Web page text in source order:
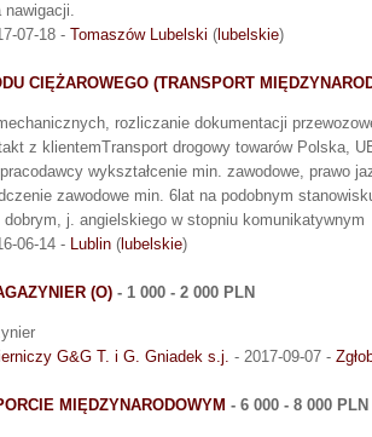
nawigacji.
07-18 - Tomaszów Lubelski ( lubelskie)
CIĘŻAROWEGO (TRANSPORT
rozliczanie dokumentacji
z klientemTransport drogowy towarów Polska,
wykształcenie min. zawodowe, prawo
zawodowe min. 6lat na podobnym
j. angielskiego w stopniu komunikatywnym
06-14 - Lublin ( lubelskie)
(O) - 1 000 - 2 000 PLN
G&G T. i G. Gniadek s.j. - 2017-09-07 -
MIĘDZYNARODOWYM - 6 000 - 8 000 PLN